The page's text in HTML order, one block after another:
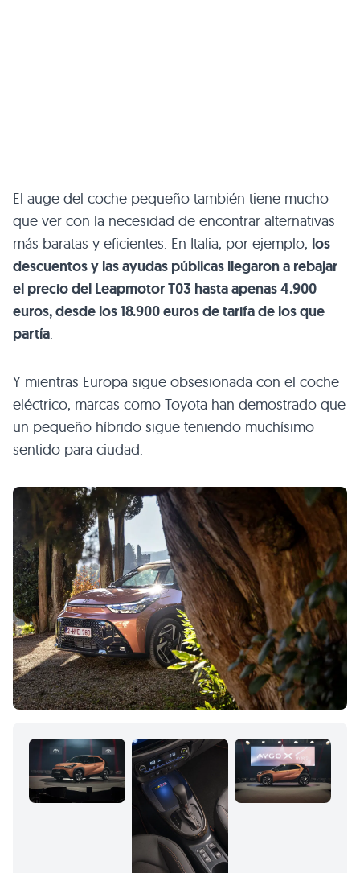
El auge del coche pequeño también tiene mucho
que ver con la necesidad de encontrar alternativas
más baratas y eficientes. En Italia, por ejemplo, los
descuentos y las ayudas públicas llegaron a rebajar
el precio del Leapmotor T03 hasta apenas 4.900
euros, desde los 18.900 euros de tarifa de los que
partía
Y mientras Europa sigue obsesionada con el coche
eléctrico, marcas como Toyota han demostrado que
un pequeño híbrido sigue teniendo muchísimo
sentido para ciudad.